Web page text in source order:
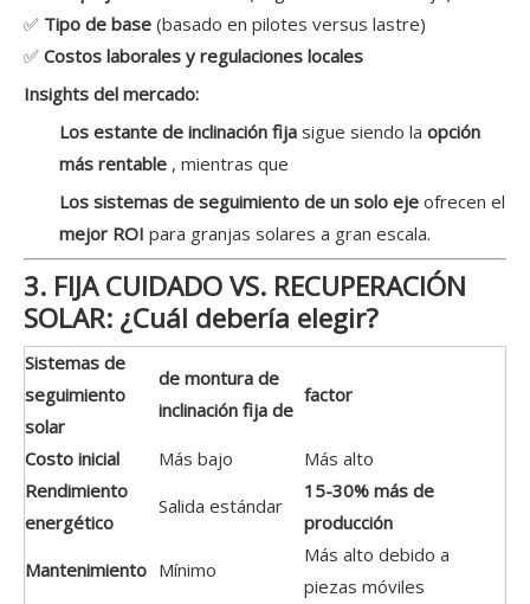
✅ Tipo de base (basado en pilotes versus lastre)
✅ Costos laborales y regulaciones locales
Insights del mercado:
Los estante de inclinación fija sigue siendo la opción
más rentable , mientras que
Los sistemas de seguimiento de un solo eje ofrecen el
mejor ROI para granjas solares a gran escala.
3. FIJA CUIDADO VS. RECUPERACIÓN
SOLAR: ¿Cuál debería elegir?
Sistemas de
seguimiento
solar
de montura de
inclinación fija de
factor
Costo inicial Más bajo
Más alto
Rendimiento
energético
Salida estándar
15-30% más de
producción
Mantenimiento Mínimo
Más alto debido a
piezas móviles